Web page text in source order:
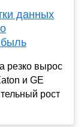
данных
резко вырос
и GE
рост